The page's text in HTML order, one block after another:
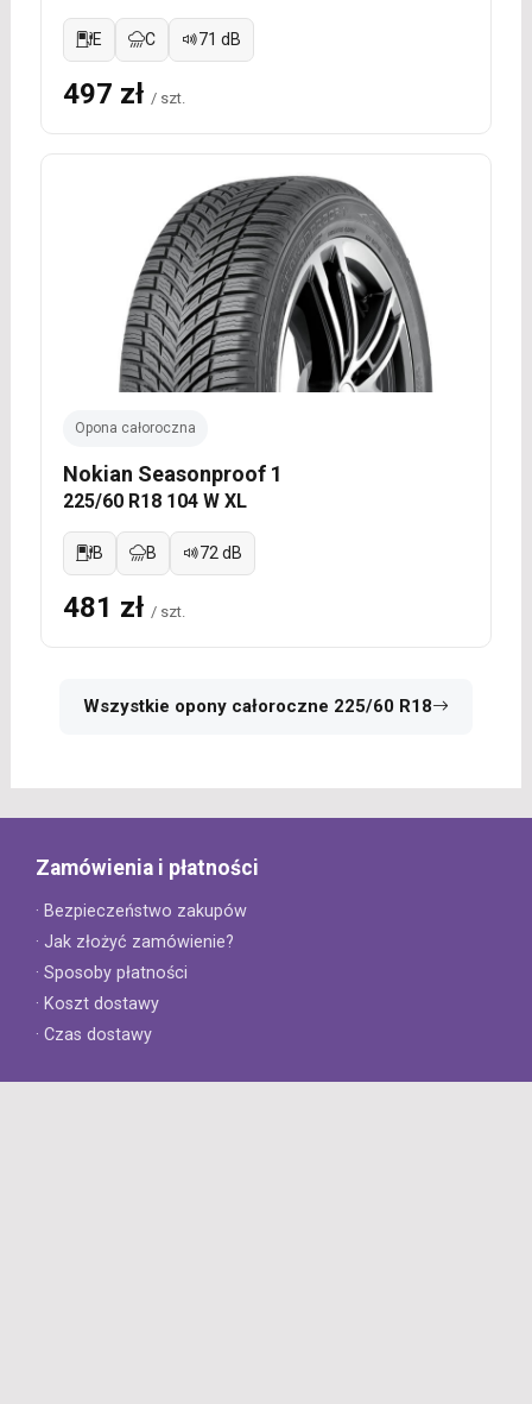
E C 71 dB
497 zł / szt.
Opona całoroczna
Nokian Seasonproof 1
225/60 R18 104 W XL
B B 72 dB
481 zł / szt.
Wszystkie opony całoroczne 225/60 R18
Zamówienia i płatności
· Bezpieczeństwo zakupów
· Jak złożyć zamówienie?
· Sposoby płatności
· Koszt dostawy
· Czas dostawy